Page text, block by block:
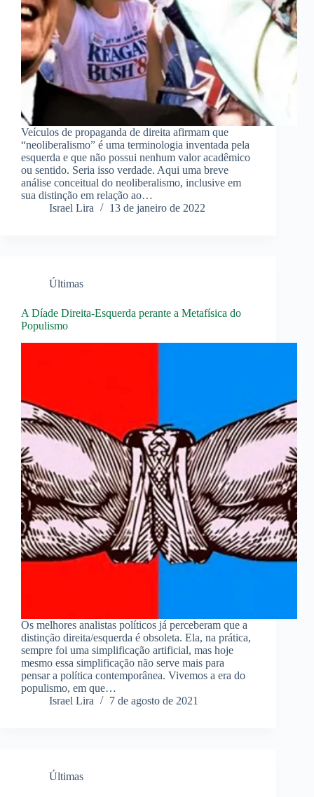
Veículos de propaganda de direita afirmam que
“neoliberalismo” é uma terminologia inventada pela
esquerda e que não possui nenhum valor acadêmico
ou sentido. Seria isso verdade. Aqui uma breve
análise conceitual do neoliberalismo, inclusive em
sua distinção em relação ao…
Israel Lira
13 de janeiro de 2022
Últimas
A Díade Direita-Esquerda perante a Metafísica do
Populismo
Os melhores analistas políticos já perceberam que a
distinção direita/esquerda é obsoleta. Ela, na prática,
sempre foi uma simplificação artificial, mas hoje
mesmo essa simplificação não serve mais para
pensar a política contemporânea. Vivemos a era do
populismo, em que…
Israel Lira
7 de agosto de 2021
Últimas